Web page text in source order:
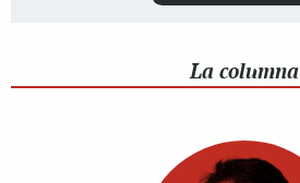
La columna